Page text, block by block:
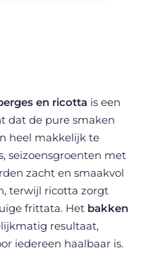
en ricotta is een
dat de pure smaken
heel makkelijk te
seizoensgroenten met
zacht en smaakvol
terwijl ricotta zorgt
frittata. Het bakken
resultaat,
iedereen haalbaar is.